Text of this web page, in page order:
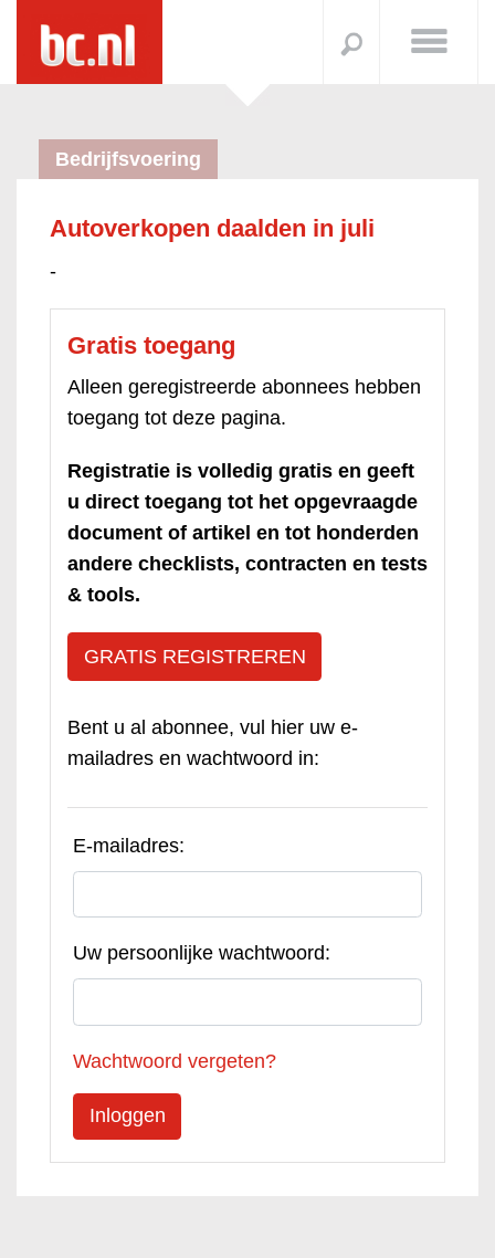
Bedrijfsvoering
Autoverkopen daalden in juli
-
Gratis toegang
Alleen geregistreerde abonnees hebben
toegang tot deze pagina.
Registratie is volledig gratis en geeft
u direct toegang tot het opgevraagde
document of artikel en tot honderden
andere checklists, contracten en tests
& tools.
GRATIS REGISTREREN
Bent u al abonnee, vul hier uw e-
mailadres en wachtwoord in:
E-mailadres:
Uw persoonlijke wachtwoord:
Wachtwoord vergeten?